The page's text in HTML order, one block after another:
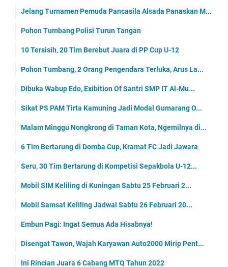
Jelang Turnamen Pemuda Pancasila Alsada Panaskan M...
Pohon Tumbang Polisi Turun Tangan
10 Tersisih, 20 Tim Berebut Juara di PP Cup U-12
Pohon Tumbang, 2 Orang Pengendara Terluka, Arus La...
Dibuka Wabup Edo, Exibition Of Santri SMP IT Al-Mu...
Sikat PS PAM Tirta Kamuning Jadi Modal Gumarang O...
Malam Minggu Nongkrong di Taman Kota, Ngemilnya di...
6 Tim Bertarung di Domba Cup, Kramat FC Jadi Jawara
Seru, 30 Tim Bertarung di Kompetisi Sepakbola U-12...
Mobil SIM Keliling di Kuningan Sabtu 25 Februari 2...
Mobil Samsat Keliling Jadwal Sabtu 26 Februari 20...
Embun Pagi: Ingat Semua Ada Hisabnya!
Disengat Tawon, Wajah Karyawan Auto2000 Mirip Pent...
Ini Rincian Juara 6 Cabang MTQ Tahun 2022